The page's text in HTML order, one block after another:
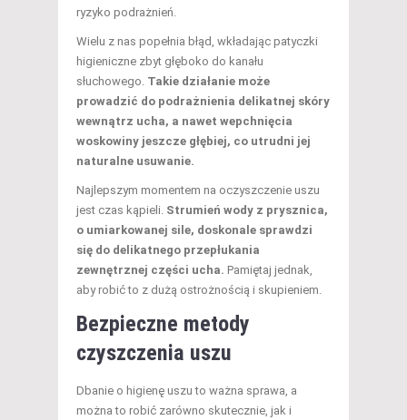
ryzyko podrażnień.
Wielu z nas popełnia błąd, wkładając patyczki
higieniczne zbyt głęboko do kanału
słuchowego. Takie działanie może
prowadzić do podrażnienia delikatnej skóry
wewnątrz ucha, a nawet wepchnięcia
woskowiny jeszcze głębiej, co utrudni jej
naturalne usuwanie.
Najlepszym momentem na oczyszczenie uszu
jest czas kąpieli. Strumień wody z prysznica,
o umiarkowanej sile, doskonale sprawdzi
się do delikatnego przepłukania
zewnętrznej części ucha. Pamiętaj jednak,
aby robić to z dużą ostrożnością i skupieniem.
Bezpieczne metody
czyszczenia uszu
Dbanie o higienę uszu to ważna sprawa, a
można to robić zarówno skutecznie, jak i